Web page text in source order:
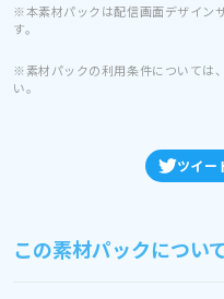
※本素材パックは配信画面デザイン
す。
※素材パックの利用条件については
い。
ツイー
この素材パックについ